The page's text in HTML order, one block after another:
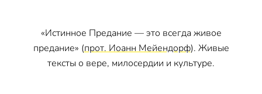
«Истинное Предание — это всегда живое
предание» (прот. Иоанн Мейендорф). Живые
тексты о вере, милосердии и культуре.